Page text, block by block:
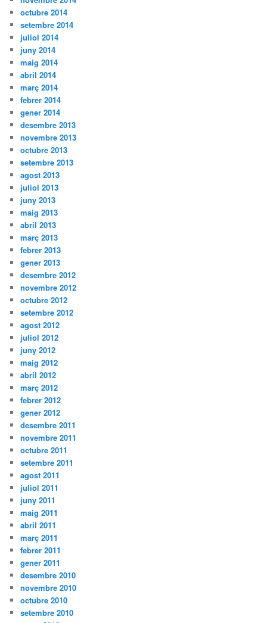
octubre 2014
setembre 2014
juliol 2014
juny 2014
maig 2014
abril 2014
març 2014
febrer 2014
gener 2014
desembre 2013
novembre 2013
octubre 2013
setembre 2013
agost 2013
juliol 2013
juny 2013
maig 2013
abril 2013
març 2013
febrer 2013
gener 2013
desembre 2012
novembre 2012
octubre 2012
setembre 2012
agost 2012
juliol 2012
juny 2012
maig 2012
abril 2012
març 2012
febrer 2012
gener 2012
desembre 2011
novembre 2011
octubre 2011
setembre 2011
agost 2011
juliol 2011
juny 2011
maig 2011
abril 2011
març 2011
febrer 2011
gener 2011
desembre 2010
novembre 2010
octubre 2010
setembre 2010